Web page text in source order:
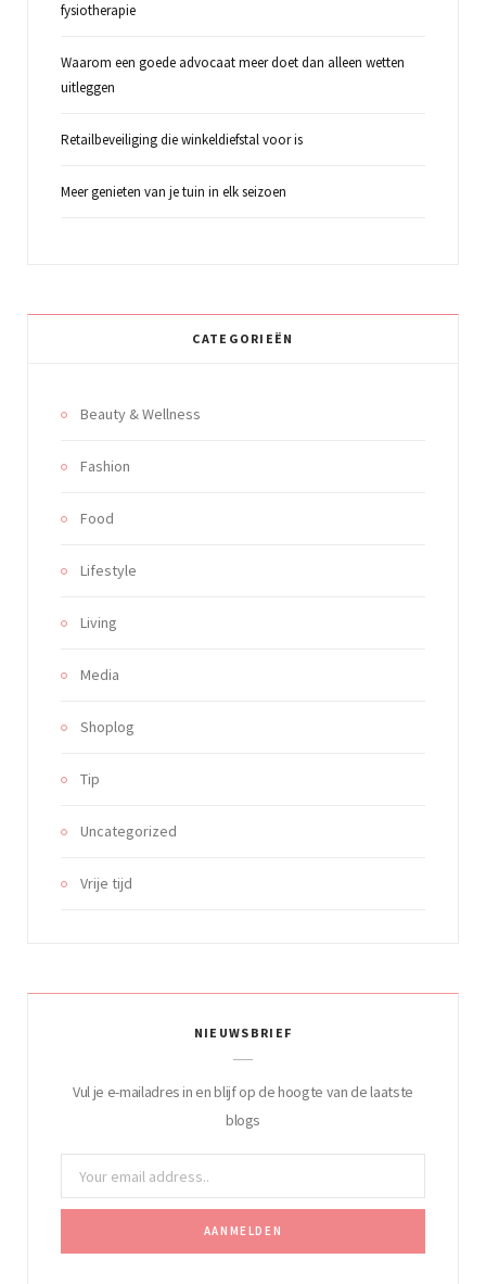
fysiotherapie
Waarom een goede advocaat meer doet dan alleen wetten
uitleggen
Retailbeveiliging die winkeldiefstal voor is
Meer genieten van je tuin in elk seizoen
CATEGORIEËN
Beauty & Wellness
Fashion
Food
Lifestyle
Living
Media
Shoplog
Tip
Uncategorized
Vrije tijd
NIEUWSBRIEF
Vul je e-mailadres in en blijf op de hoogte van de laatste
blogs